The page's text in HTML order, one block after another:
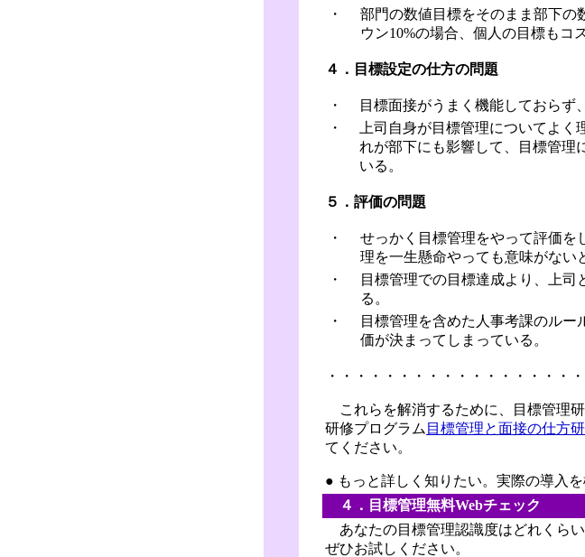
・
部門の数値目標をそのまま部下の
ウン10%の場合、個人の目標もコ
４．目標設定の仕方の問題
・
目標面接がうまく機能しておらず
・
上司自身が目標管理についてよ
れが部下にも影響して、目標管理
いる。
５．評価の問題
・
せっかく目標管理をやって評価を
理を一生懸命やっても意味がない
・
目標管理での目標達成より、上
る。
・
目標管理を含めた人事考課のル
価が決まってしまっている。
・・・・・・・・・・・・・・・・
これらを解消するために、目標管理研
研修プログラム 目標管理と面接の仕方
てください。
● もっと詳しく知りたい。実際の導
４．目標管理無料Webチェック
あなたの目標管理認識度はどれくらい
ぜひお試しください。